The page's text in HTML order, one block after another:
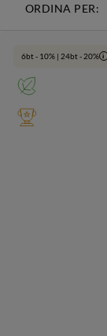
ORDINA PER:
6bt - 10% | 24bt - 20% i